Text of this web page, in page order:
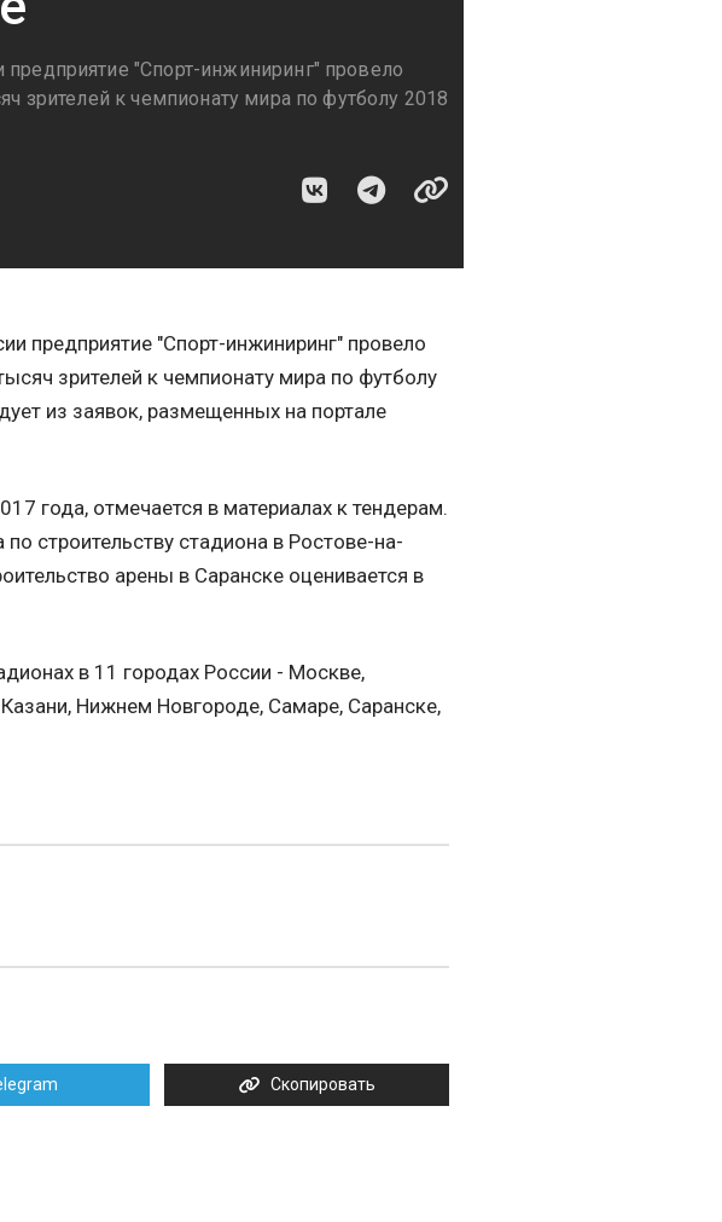
"Спорт-инжиниринг" провело
зрителей к чемпионату мира по футболу 2018
предприятие "Спорт-инжиниринг" провело
зрителей к чемпионату мира по футболу
из заявок, размещенных на портале
года, отмечается в материалах к тендерам.
строительству стадиона в Ростове-на-
арены в Саранске оценивается в
в 11 городах России - Москве,
Нижнем Новгороде, Самаре, Саранске,
Скопировать